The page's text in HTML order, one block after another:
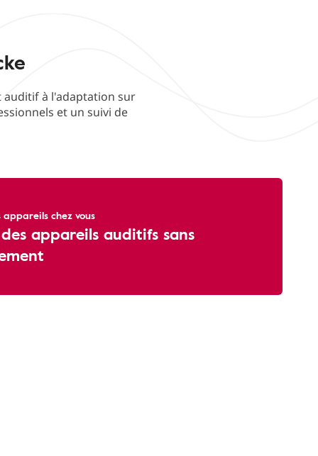
auditif à l'adaptation sur
et un suivi de
appareils chez vous
appareils auditifs sans